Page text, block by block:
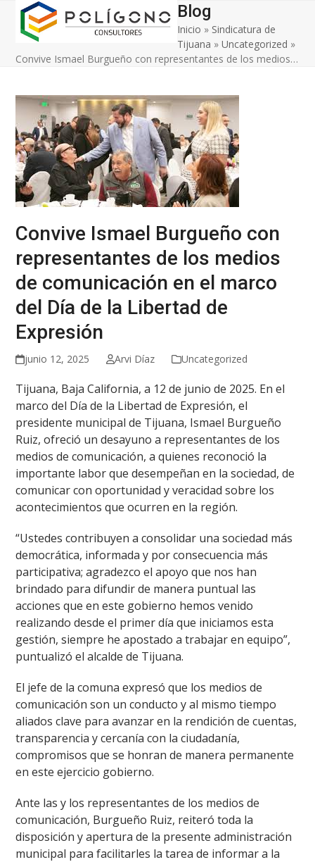
Skip
content
Open
mobile
menu
Close
mobile
menu
Blog
Inicio » Sindicatura de
Tijuana »Uncategorized »
Convive Ismael Burgueño con representantes de los medios…
Convive Ismael Burgueño con
representantes de los medios
de comunicación en el marco
del Día de la Libertad de
Expresión
junio 12, 2025 Arvi Díaz Uncategorized
Tijuana, Baja California, a 12 de junio de 2025. En el
marco del Día de la Libertad de Expresión, el
presidente municipal de Tijuana, Ismael Burgueño
Ruiz, ofreció un desayuno a representantes de los
medios de comunicación, a quienes reconoció la
importante labor que desempeñan en la sociedad, de
comunicar con oportunidad y veracidad sobre los
acontecimientos que ocurren en la región.
“Ustedes contribuyen a consolidar una sociedad más
democrática, informada y por consecuencia más
participativa; agradezco el apoyo que nos han
brindado para difundir de manera puntual las
acciones que en este gobierno hemos venido
realizando desde el primer día que iniciamos esta
gestión, siempre he apostado a trabajar en equipo”,
puntualizó el alcalde de Tijuana.
El jefe de la comuna expresó que los medios de
comunicación son un conducto y al mismo tiempo
aliados clave para avanzar en la rendición de cuentas,
transparencia y cercanía con la ciudadanía,
compromisos que se honran de manera permanente
en este ejercicio gobierno.
Ante las y los representantes de los medios de
comunicación, Burgueño Ruiz, reiteró toda la
disposición y apertura de la presente administración
municipal para facilitarles la tarea de informar a la